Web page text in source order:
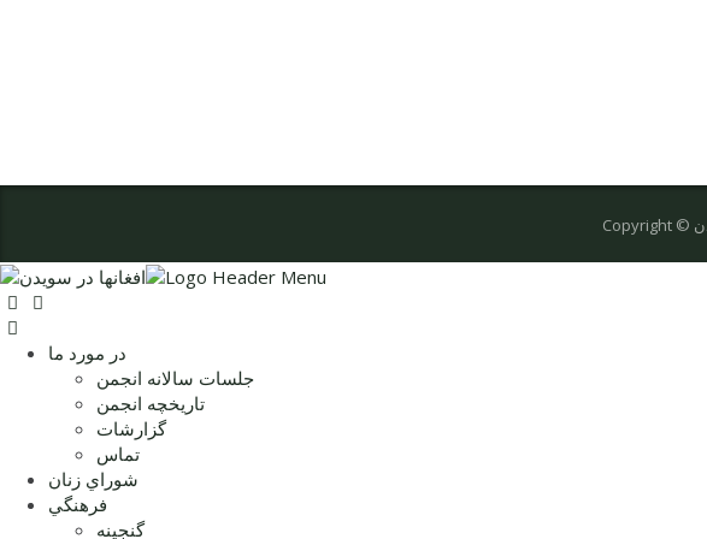
در مورد ما
جلسات سالانه انجمن
تاریخچه انجمن
گزارشات
تماس
شوراي زنان
فرهنگي
گنجينه